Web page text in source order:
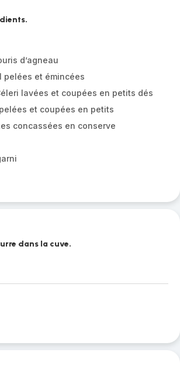
d’agneau
pelées et émincées
lavées et coupées en petits dés
et coupées en petits
concassées en conserve
dans la cuve.